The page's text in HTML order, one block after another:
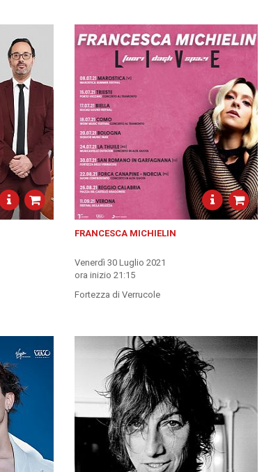
FRANCESCA MICHIELIN
Venerdì 30 Luglio 2021
ora inizio 21:15
Fortezza di Verrucole